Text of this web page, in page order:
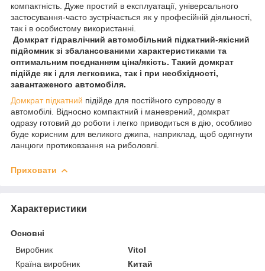
компактність. Дуже простий в експлуатації, універсального
застосування-часто зустрічається як у професійній діяльності,
так і в особистому використанні.
Домкрат гідравлічний автомобільний підкатний-якісний
підйомник зі збалансованими характеристиками та
оптимальним поєднанням ціна/якість. Такий домкрат
підійде як і для легковика, так і при необхідності,
завантаженого автомобіля.
Домкрат підкатний підійде для постійного супроводу в
автомобілі. Відносно компактний і маневрений, домкрат
одразу готовий до роботи і легко приводиться в дію, особливо
буде корисним для великого джипа, наприклад, щоб одягнути
ланцюги протиковзання на риболовлі.
Приховати
Характеристики
Основні
Виробник
Vitol
Країна виробник
Китай